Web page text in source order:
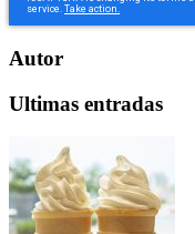
Autor
Ultimas entradas